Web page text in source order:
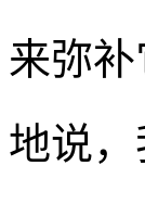
来弥
地说